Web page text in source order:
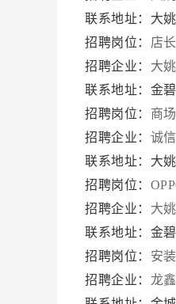
联系地址：大
招聘岗位： 店
招聘企业： 大
联系地址：金
招聘岗位： 商
招聘企业： 诚
联系地址：大
招聘岗位：
招聘企业： 大
联系地址：金
招聘岗位： 安
招聘企业： 龙